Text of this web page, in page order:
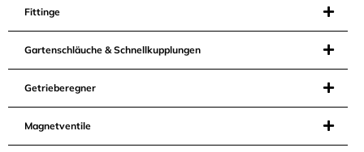
Fittinge
Gartenschläuche & Schnellkupplungen
Getrieberegner
Magnetventile